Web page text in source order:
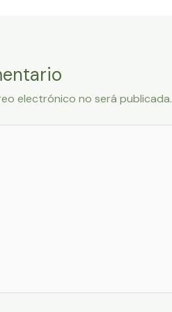
electrónico no será publicada.